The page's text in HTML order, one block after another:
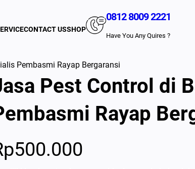
CONTACT USSHOP
0812 8009 2221
Have You Any Quires ?
Pembasmi Rayap Bergaransi
Pest Control di
Rayap
500.000